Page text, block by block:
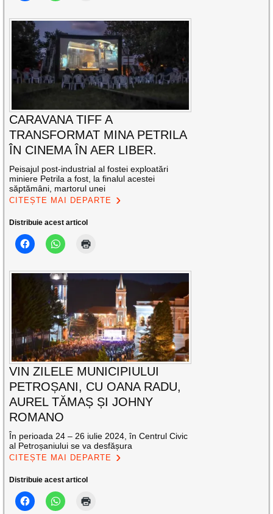
CARAVANA TIFF A
TRANSFORMAT MINA PETRILA
ÎN CINEMA ÎN AER LIBER.
Peisajul post-industrial al fostei exploatări
miniere Petrila a fost, la finalul acestei
săptămâni, martorul unei
CITEȘTE MAI DEPARTE
Distribuie acest articol
VIN ZILELE MUNICIPIULUI
PETROȘANI, CU OANA RADU,
AUREL TĂMAȘ ȘI JOHNY
ROMANO
În perioada 24 – 26 iulie 2024, în Centrul Civic
al Petroșaniului se va desfășura
CITEȘTE MAI DEPARTE
Distribuie acest articol